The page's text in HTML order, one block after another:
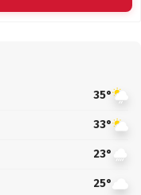
35°
33°
23°
25°